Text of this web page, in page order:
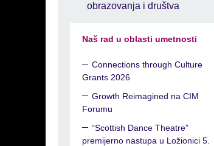
obrazovanja i društva
Naš rad u oblasti umetnosti
Connections through Culture
Grants 2026
Growth Reimagined na CIM
Forumu
“Scottish Dance Theatre”
premijerno nastupa u Ložionici 5.